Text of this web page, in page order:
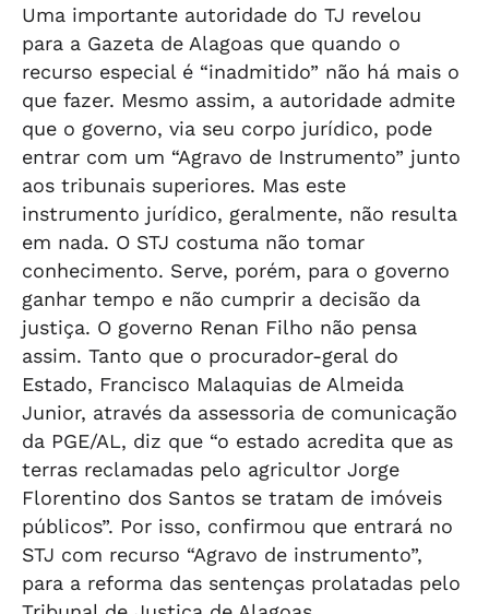
Uma importante autoridade do TJ revelou
para a Gazeta de Alagoas que quando o
recurso especial é “inadmitido” não há mais o
que fazer. Mesmo assim, a autoridade admite
que o governo, via seu corpo jurídico, pode
entrar com um “Agravo de Instrumento” junto
aos tribunais superiores. Mas este
instrumento jurídico, geralmente, não resulta
em nada. O STJ costuma não tomar
conhecimento. Serve, porém, para o governo
ganhar tempo e não cumprir a decisão da
justiça. O governo Renan Filho não pensa
assim. Tanto que o procurador-geral do
Estado, Francisco Malaquias de Almeida
Junior, através da assessoria de comunicação
da PGE/AL, diz que “o estado acredita que as
terras reclamadas pelo agricultor Jorge
Florentino dos Santos se tratam de imóveis
públicos”. Por isso, confirmou que entrará no
STJ com recurso “Agravo de instrumento”,
para a reforma das sentenças prolatadas pelo